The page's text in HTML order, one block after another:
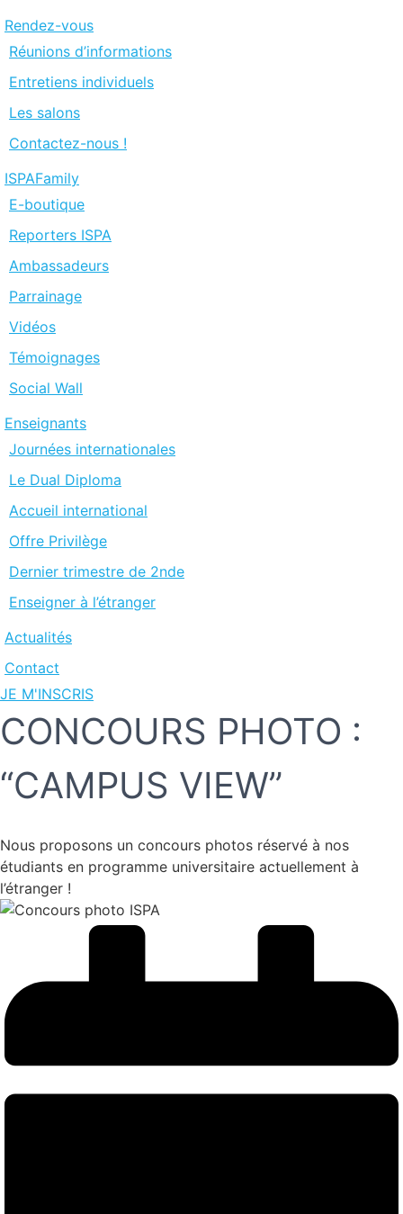
Rendez-vous
Réunions d’informations
Entretiens individuels
Les salons
Contactez-nous !
ISPAFamily
E-boutique
Reporters ISPA
Ambassadeurs
Parrainage
Vidéos
Témoignages
Social Wall
Enseignants
Journées internationales
Le Dual Diploma
Accueil international
Offre Privilège
Dernier trimestre de 2nde
Enseigner à l’étranger
Actualités
Contact
JE M'INSCRIS
CONCOURS PHOTO :
“CAMPUS VIEW”
Nous proposons un concours photos réservé à nos
étudiants en programme universitaire actuellement à
l’étranger !